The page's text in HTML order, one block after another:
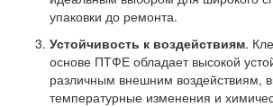
упаковки до ремонта.
Устойчивость к воздействиям.
основе ПТФЕ обладает высокой
различным внешним воздействиям,
температурные изменения и